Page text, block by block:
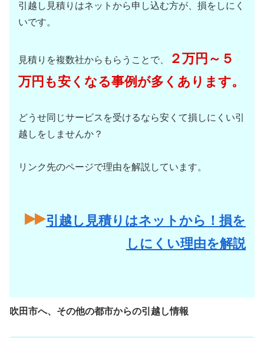
引越し見積りはネットから申し込む方が、損をしにく
いです。
見積りを複数社からもらうことで、
２万円～５
万円も安くなる事例が多くあります。
どうせ同じサービスを受けるなら安くて損しにくい引
越しをしませんか？
リンク先のページで理由を解説しています。
引越し見積りはネットから！損を
しにくい理由を解説
吹田市へ、その他の都市からの引越し情報